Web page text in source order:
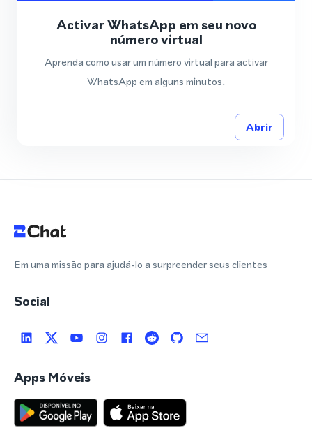
Activar WhatsApp em seu novo
número virtual
Aprenda como usar um número virtual para activar
WhatsApp em alguns minutos.
Abrir
Em uma missão para ajudá-lo a surpreender seus clientes
Social
Apps Móveis